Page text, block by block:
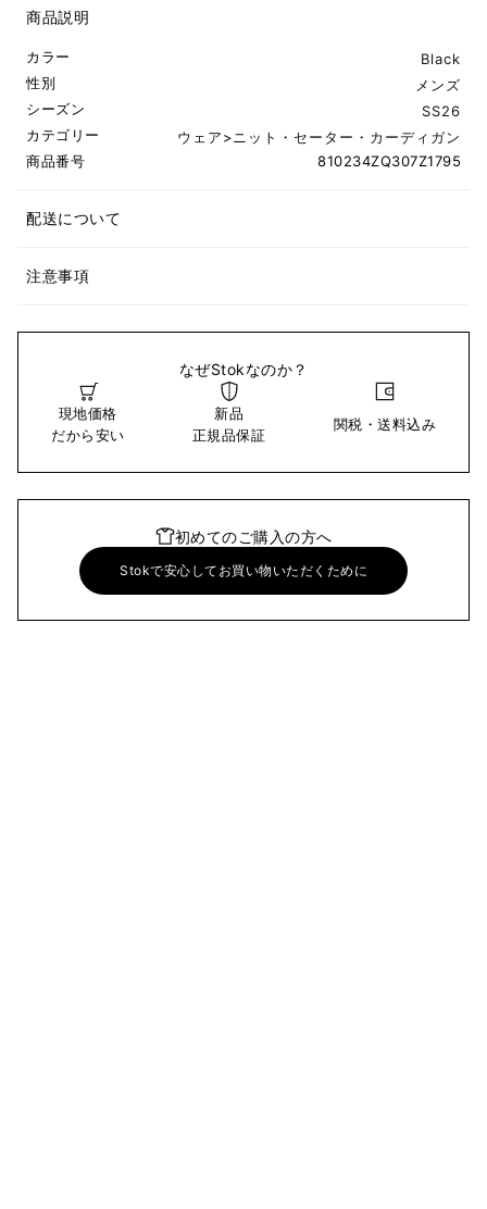
商品説明
カラー
Black
性別
メンズ
シーズン
SS26
カテゴリー
ウェア>ニット・セーター・カーディガン
商品番号
810234ZQ307Z1795
配送について
注意事項
なぜStokなのか？
現地価格
だから安い
新品
正規品保証
関税・送料込み
初めてのご購入の方へ
Stokで安心してお買い物いただくために